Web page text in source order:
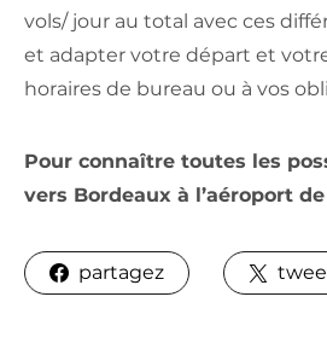
vols/ jour au total avec ces
et adapter votre départ et
horaires de bureau ou à vos
Pour connaître toutes les
vers Bordeaux à l’aéroport
partagez